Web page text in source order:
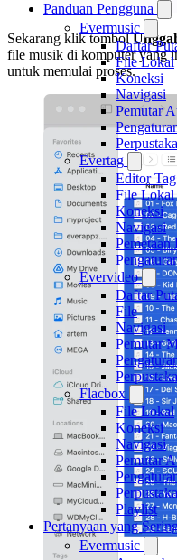
Panduan Pengguna
Evermusic
Daftar
File Lokal
Koneksi
Navigasi
Pemutar
Evertag
Editor Tag
File Lokal
Koneksi
Navigasi
Pemetaan
Evervideo
Daftar
File
Navigasi
Pemutar
Flacbox
File Lokal
Koneksi
Navigasi
Pemutar
Playlist
Pertanyaan yang
Evermusic
Sekarang klik tombol
file musik di komputer yang
untuk memulai proses.